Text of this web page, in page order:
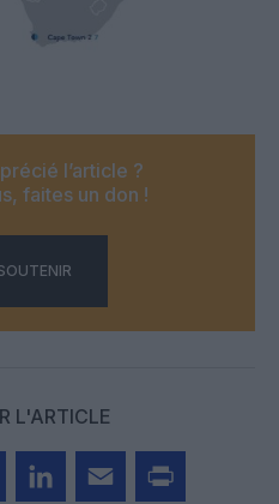
l’article ?
faites un don !
L'ARTICLE